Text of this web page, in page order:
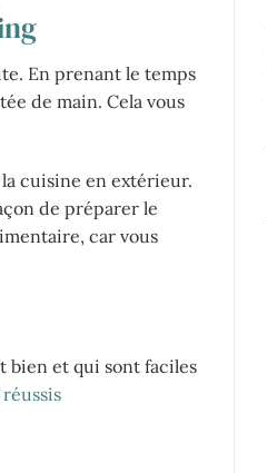
En prenant le temps
de main. Cela vous
cuisine en extérieur.
de préparer le
car vous
bien et qui sont faciles